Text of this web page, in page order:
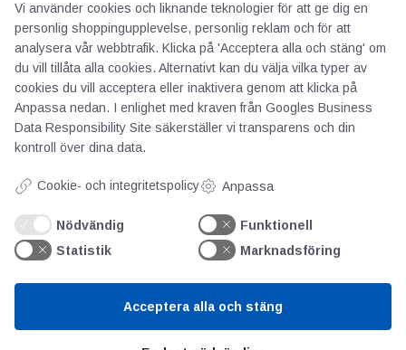
AOTI
Om oss
Priser
Kontakt
Kunskapscentrum
Vi använder cookies och liknande teknologier för att ge dig en
personlig shoppingupplevelse, personlig reklam och för att
analysera vår webbtrafik. Klicka på 'Acceptera alla och stäng' om
du vill tillåta alla cookies. Alternativt kan du välja vilka typer av
cookies du vill acceptera eller inaktivera genom att klicka på
Anpassa nedan. I enlighet med kraven från Googles Business
Data Responsibility Site säkerställer vi transparens och din
kontroll över dina data.
Cookie- och integritetspolicy Anpassa
Nödvändig
Funktionell
Statistik
Marknadsföring
Acceptera alla och stäng